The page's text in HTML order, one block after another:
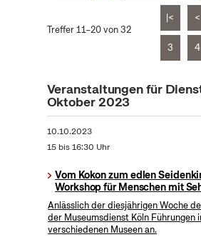
Treffer 11–20 von 32
|< <
3 4
Veranstaltungen für
Oktober 2023
10.10.2023
15 bis 16:30 Uhr
Vom Kokon zum edlen
Workshop für Menschen mit
Anlässlich der diesjährigen Woche
der Museumsdienst Köln Führungen
verschiedenen Museen an.